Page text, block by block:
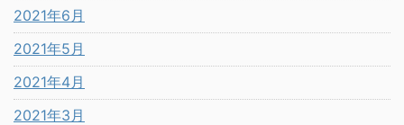
2021年6月
2021年5月
2021年4月
2021年3月